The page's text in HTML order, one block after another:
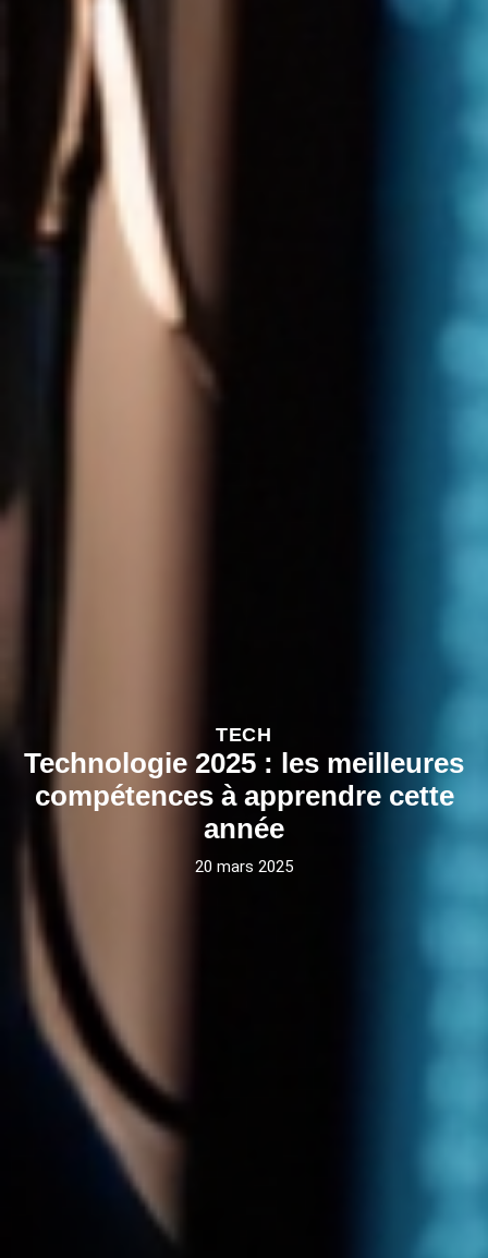
TECH
Technologie 2025 : les meilleures
compétences à apprendre cette
année
20 mars 2025